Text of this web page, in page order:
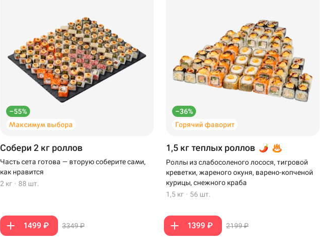
–55%
Максимум выбора
Собери 2 кг роллов
Часть сета готова — вторую соберите сами,
как нравится
2 кг · 88 шт.
1499 ₽ 3349 ₽
–36%
Горячий фаворит
1,5 кг теплых роллов
Роллы из слабосоленого лосося, тигровой
креветки, жареного окуня, варено-копченой
курицы, снежного краба
1,5 кг · 56 шт.
1399 ₽ 2199 ₽